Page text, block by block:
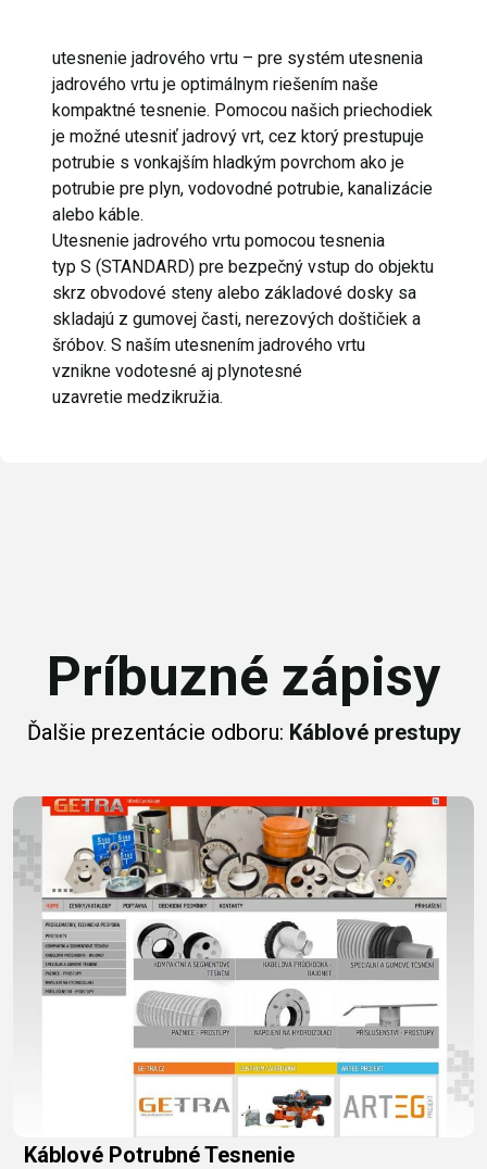
utesnenie jadrového vrtu – pre systém utesnenia
jadrového vrtu je optimálnym riešením naše
kompaktné tesnenie. Pomocou našich priechodiek
je možné utesniť jadrový vrt, cez ktorý prestupuje
potrubie s vonkajším hladkým povrchom ako je
potrubie pre plyn, vodovodné potrubie, kanalizácie
alebo káble.
Utesnenie jadrového vrtu pomocou tesnenia
typ S (STANDARD) pre bezpečný vstup do objektu
skrz obvodové steny alebo základové dosky sa
skladajú z gumovej časti, nerezových doštičiek a
šróbov. S naším utesnením jadrového vrtu
vznikne vodotesné aj plynotesné
uzavretie medzikružia.
Príbuzné zápisy
Ďalšie prezentácie odboru: Káblové prestupy
Káblové Potrubné Tesnenie